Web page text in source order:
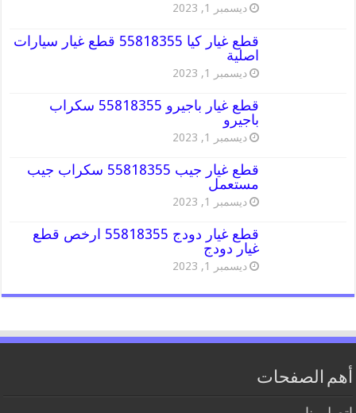
ديسمبر 1, 2023
قطع غيار كيا 55818355 قطع غيار سيارات
اصلية
ديسمبر 1, 2023
قطع غيار باجيرو 55818355 سكراب
باجيرو
ديسمبر 1, 2023
قطع غيار جيب 55818355 سكراب جيب
مستعمل
ديسمبر 1, 2023
قطع غيار دودج 55818355 ارخص قطع
غيار دودج
ديسمبر 1, 2023
أهم الصفحات